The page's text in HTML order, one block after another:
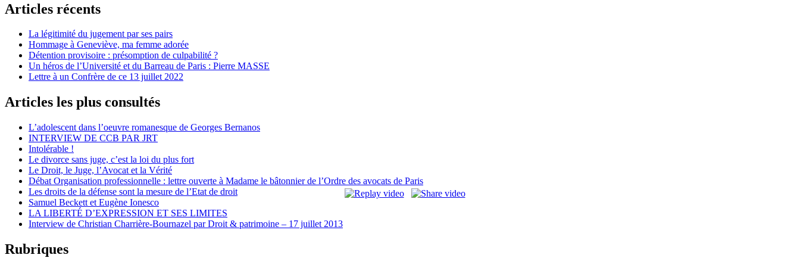
Articles récents
La légitimité du jugement par ses pairs
Hommage à Geneviève, ma femme adorée
Détention provisoire : présomption de culpabilité ?
Un héros de l’Université et du Barreau de Paris : Pierre MASSE
Lettre à un Confrère de ce 13 juillet 2022
Articles les plus consultés
L’adolescent dans l’oeuvre romanesque de Georges Bernanos
INTERVIEW DE CCB PAR JRT
Intolérable !
Le divorce sans juge, c’est la loi du plus fort
Le Droit, le Juge, l’Avocat et la Vérité
Débat Organisation professionnelle : lettre ouverte à Madame le bâtonnier de l’Ordre des avocats de Paris
Les droits de la défense sont la mesure de l’Etat de droit
Samuel Beckett et Eugène Ionesco
LA LIBERTÉ D’EXPRESSION ET SES LIMITES
Interview de Christian Charrière-Bournazel par Droit & patrimoine – 17 juillet 2013
Rubriques